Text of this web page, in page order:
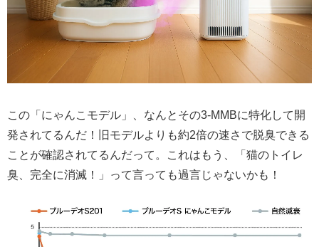
この「にゃんこモデル」、なんとその3-MMBに特化して開
発されてるんだ！旧モデルよりも約2倍の速さで脱臭できる
ことが確認されてるんだって。これはもう、「猫のトイレ
臭、完全に消滅！」って言っても過言じゃないかも！